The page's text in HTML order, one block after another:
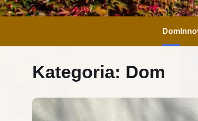
Dom
Kategoria: Dom